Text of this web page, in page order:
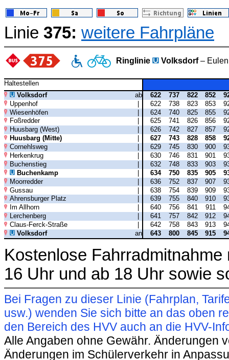
Linie 375: weitere Fahrpläne
Ringlinie Volksdorf–
Haltestellen
Volksdorf
ab 622 737 822 852
Uppenhof
| 622 738 823 853
Wiesenhöfen
| 624 740 825 855
Foßredder
625 741 826 856
Huusbarg (West)
626 742 827 857
Huusbarg (Mitte)
627 743 828 858
Cornehlsweg
629 745 830 900
Herkenkrug
630 746 831 901
Buchenstieg
632 748 833 903
Buchenkamp
634 750 835 905
Moorredder
| 636 752 837 907
Gussau
| 638 754 839 909
Ahrensburger Platz
639 755 840 910
Im Allhorn
640 756 841 911
Lerchenberg
641 757 842 912
Claus-Ferck-Straße
642 758 843 913
Volksdorf
an 643 800 845 915
Kostenlose
16 Uhr und ab 18 Uhr sowie
Bei Fragen zu dieser Linie (Fahrplan,
usw.) wenden Sie sich bitte an das oben
den Bereich des HVV auch an die HVV-
Alle Angaben ohne Gewähr. Änderungen
Änderungen im Schülerverkehr in